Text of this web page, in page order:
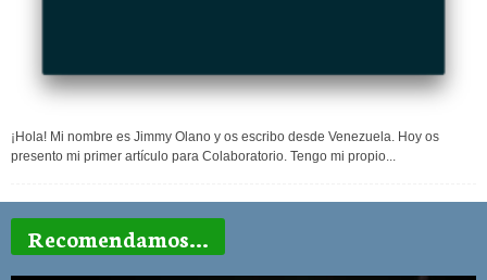
¡Hola! Mi nombre es Jimmy Olano y os escribo desde Venezuela. Hoy os
presento mi primer artículo para Colaboratorio. Tengo mi propio...
Recomendamos...